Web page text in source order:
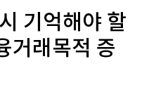
기억해야 할
거래목적 증